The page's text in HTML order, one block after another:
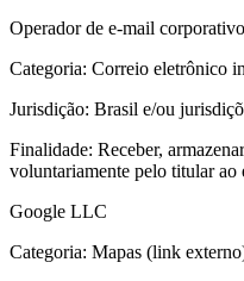
Operador de e-mail
Categoria: Correio eletrônico
Jurisdição: Brasil e/ou
Finalidade: Receber,
voluntariamente pelo titular ao
Google LLC
Categoria: Mapas (link